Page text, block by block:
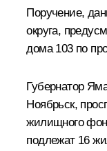
Поручение,
округа,
дома 103 по
Губернатор
Ноябрьск,
жилищного
подлежат 16